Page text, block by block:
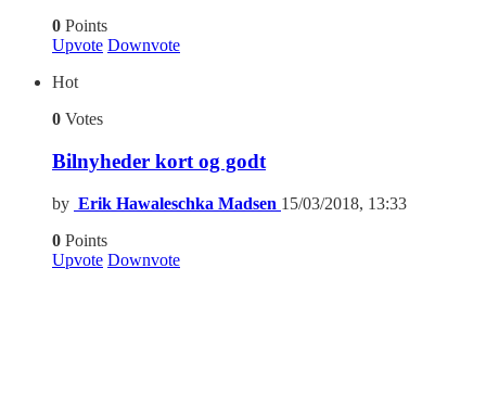
0 Points
Upvote Downvote
Hot
0 Votes
Bilnyheder kort og godt
by Erik Hawaleschka Madsen 15/03/2018, 13:33
0 Points
Upvote Downvote